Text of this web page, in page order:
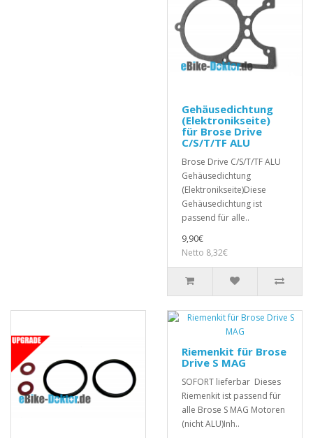
Gehäusedichtung
(Elektronikseite)
für Brose Drive
C/S/T/TF ALU
Brose Drive C/S/T/TF ALU
Gehäusedichtung
(Elektronikseite)Diese
Gehäusedichtung ist
passend für alle..
9,90€
Netto 8,32€
Riemenkit für Brose
Drive S MAG
SOFORT lieferbar Dieses
Riemenkit ist passend für
alle Brose S MAG Motoren
(nicht ALU)Inh..